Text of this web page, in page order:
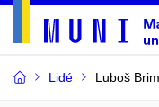
Lidé Luboš Brim